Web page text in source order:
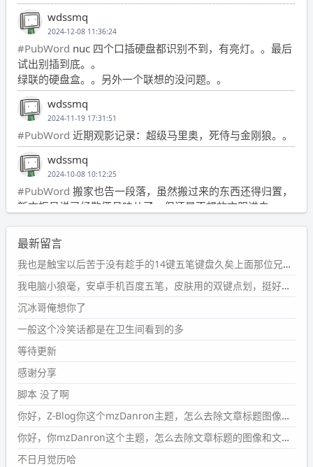
wdssmq
2024-12-08 11:36:24
#PubWord nuc 四个口插硬盘都识别不到，有亮灯。。最后
试出别插到底。。
绿联的硬盘盒。。另外一个联想的没问题。。
wdssmq
2024-11-19 17:31:51
#PubWord 近期观影记录：超级马里奥，死侍与金刚狼。。
wdssmq
2024-10-08 10:12:25
#PubWord 搬家也告一段落，虽然搬过来的东西还得归置，
新衣柜虽说已经散俩月味儿了，但还是不想放衣服进去。
wdssmq
2024-09-23 21:00:49
#PubWord要不我每年汇总整理一次？？碎雨集_沉冰浮水_
第1页https://www.wdssmq.com/tag/%E7%A2%8E%E9%9
B%A8%E9%9B%86/
wdssmq
2024-09-23 20:58:40
#PubWord
条嘟？？？？
wdssmq
2024-09-15 10:32:07
#PubWordVSCode 内 git 操作卡住的时候没办法主动取消
一直是个痛点，一般都是推送或拉取，今天连提交都卡
了。。
最新留言
我也是触宝以后苦于没有趁手的14键五笔键盘久矣上面那位兄台用的百度双键点划布局我也用过很久，那个皮肤做得很粗糙，个别键位的触发区域是错位的，快速打字时很容易出错，修改它的皮肤文件校正后勉强能用，但早年出的皮肤分辨率太低，实在谈不上美观。百度小米定制版的商店里有一个"小黑板"皮肤还不错(百度官方输入法商店里没有)，但那个风格我不喜欢这两天找到了一个叫"森林集"的公众号，开发了海量的皮肤，很多都有14键版本，付费但很便宜，几块钱，终于有自己满意的输入法了搜了一下，这个工作室还是百度的官方合作伙伴，不知道为什么14键作品都不在官方商店上架，难道是百度官方在刻意放弃14键？
我电脑小狼毫，安卓手机百度五笔，皮肤用的双键点划，挺好的。
沉冰哥俺想你了
一般这个冷笑话都是在卫生间看到的多
等待更新
感谢分享
脚本 没了啊
你好，Z-Blog你这个mzDanron主题，怎么去除文章标题图像和文章摘要，仅显示标题，感谢回复！
你好，你mzDanron这个主题，怎么去除文章标题的图像和文章摘要！仅显示标题，感谢回复解决！
不日月觉历哈